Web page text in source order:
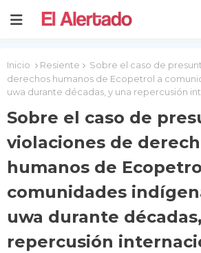
Inicio Resiente
Sobre el caso de
derechos humanos de Ecopetrol a
uwa durante décadas, y una repercusión
Sobre el caso de
violaciones de
humanos de
comunidades
uwa durante
repercusión